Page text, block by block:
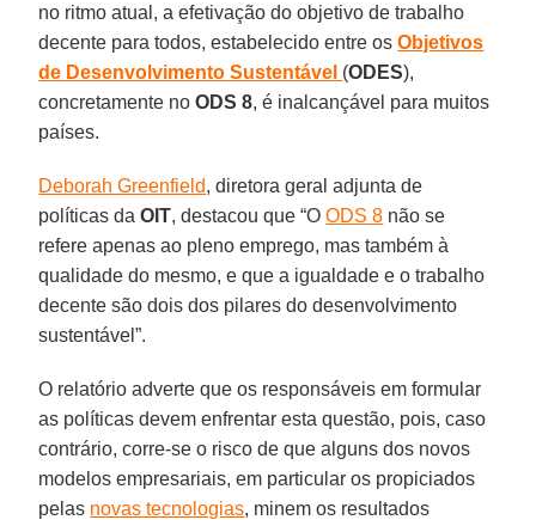
no ritmo atual, a efetivação do objetivo de trabalho
decente para todos, estabelecido entre osObjetivos
de Desenvolvimento Sustentável (ODES),
concretamente noODS 8, é inalcançável para muitos
países.
Deborah Greenfield, diretora geral adjunta de
políticas daOIT, destacou que “OODS 8 não se
refere apenas ao pleno emprego, mas também à
qualidade do mesmo, e que a igualdade e o trabalho
decente são dois dos pilares do desenvolvimento
sustentável”.
O relatório adverte que os responsáveis em formular
as políticas devem enfrentar esta questão, pois, caso
contrário, corre-se o risco de que alguns dos novos
modelos empresariais, em particular os propiciados
pelas novas tecnologias, minem os resultados